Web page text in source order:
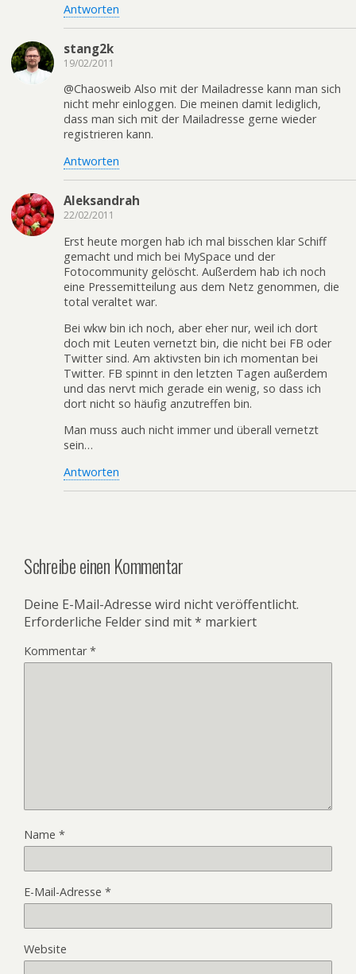
Antworten
stang2k
19/02/2011
@Chaosweib Also mit der Mailadresse kann man sich
nicht mehr einloggen. Die meinen damit lediglich,
dass man sich mit der Mailadresse gerne wieder
registrieren kann.
Antworten
Aleksandrah
22/02/2011
Erst heute morgen hab ich mal bisschen klar Schiff
gemacht und mich bei MySpace und der
Fotocommunity gelöscht. Außerdem hab ich noch
eine Pressemitteilung aus dem Netz genommen, die
total veraltet war.
Bei wkw bin ich noch, aber eher nur, weil ich dort
doch mit Leuten vernetzt bin, die nicht bei FB oder
Twitter sind. Am aktivsten bin ich momentan bei
Twitter. FB spinnt in den letzten Tagen außerdem
und das nervt mich gerade ein wenig, so dass ich
dort nicht so häufig anzutreffen bin.
Man muss auch nicht immer und überall vernetzt
sein…
Antworten
Schreibe einen Kommentar
Deine E-Mail-Adresse wird nicht veröffentlicht.
Erforderliche Felder sind mit* markiert
Kommentar*
Name *
E-Mail-Adresse *
Website